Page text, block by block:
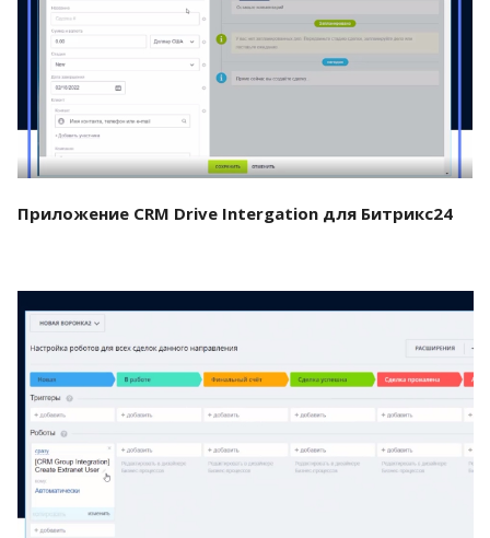
Смотреть проект
Приложение CRM Drive Intergation для Битрикс24
Смотреть проект